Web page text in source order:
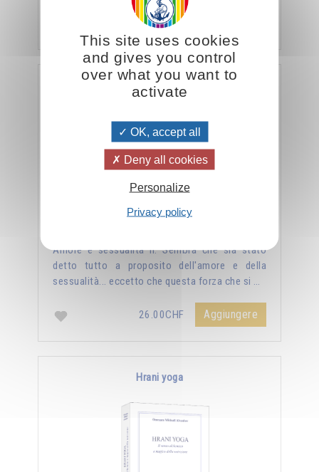
26.00CHF
La sessualità forza del cielo
Amore e sessualità II. Sembra che sia stato
detto tutto a proposito dell'amore e della
sessualità... eccetto che questa forza che si …
26.00CHF Aggiungere
Hrani yoga
This site uses cookies
and gives you control
over what you want to
activate
OK, accept all
Deny all cookies
Personalize
Privacy policy